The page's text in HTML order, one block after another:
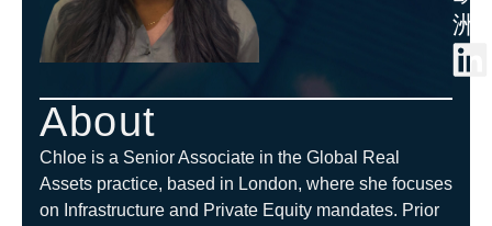
洲
About
Chloe is a Senior Associate in the Global Real
Assets practice, based in London, where she focuses
on Infrastructure and Private Equity mandates. Prior